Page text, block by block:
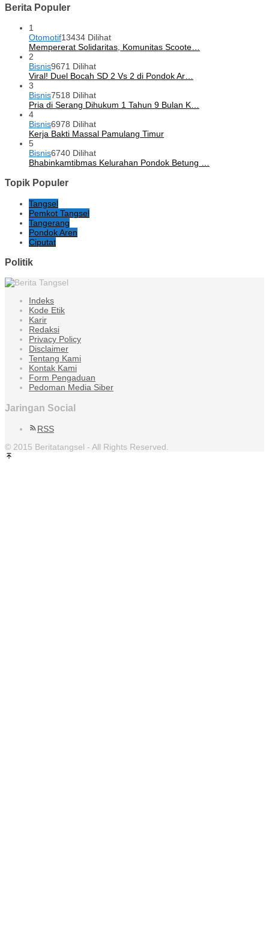
Berita Populer
1
Otomotif13434 Dilihat
Mempererat Solidaritas, Komunitas Scoote…
2
Bisnis9671 Dilihat
Viral! Duel Bocah SD 2 Vs 2 di Pondok Ar…
3
Bisnis7518 Dilihat
Pria di Serang Dihukum 1 Tahun 9 Bulan K…
4
Bisnis6978 Dilihat
Kerja Bakti Massal Pamulang Timur
5
Bisnis6740 Dilihat
Bhabinkamtibmas Kelurahan Pondok Betung …
Topik Populer
Tangsel
Pemkot Tangsel
Tangerang
Pondok Aren
Ciputat
Politik
Indeks
Kode Etik
Karir
Redaksi
Privacy Policy
Disclaimer
Tentang Kami
Kontak Kami
Form Pengaduan
Pedoman Media Siber
Jaringan Social
RSS
© 2015 Beritatangsel - All Rights Reserved.